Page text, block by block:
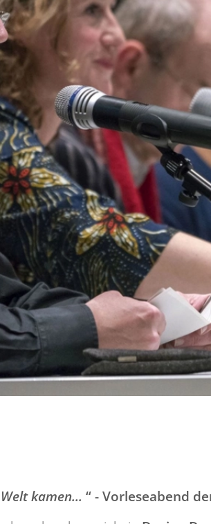
kamen... “ -Vorleseabend